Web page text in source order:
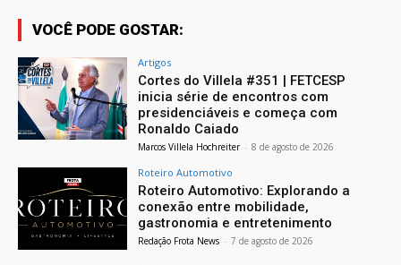
VOCÊ PODE GOSTAR:
Artigos
Cortes do Villela #351 | FETCESP
inicia série de encontros com
presidenciáveis e começa com
Ronaldo Caiado
Marcos Villela Hochreiter - 8 de agosto de 2026
Roteiro Automotivo
Roteiro Automotivo: Explorando a
conexão entre mobilidade,
gastronomia e entretenimento
Redação Frota News - 7 de agosto de 2026